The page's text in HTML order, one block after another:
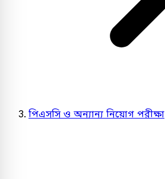
পিএসসি ও অন্যান্য নিয়োগ পরীক্ষা